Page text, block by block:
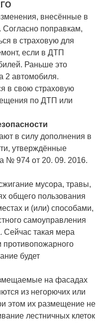
внесённые в
поправкам,
в страховую для
если в ДТП
Раньше это
2 автомобиля.
в свою страховую
по ДТП или
в силу дополнения в
утверждённые
№ 974 от 20. 09. 2016.
мусора, травы,
общего пользования
и (или) способами,
самоуправления
Сейчас такая мера
противопожарного
будет
на фасадах
из негорючих или
этом их размещение не
лестничных клеток